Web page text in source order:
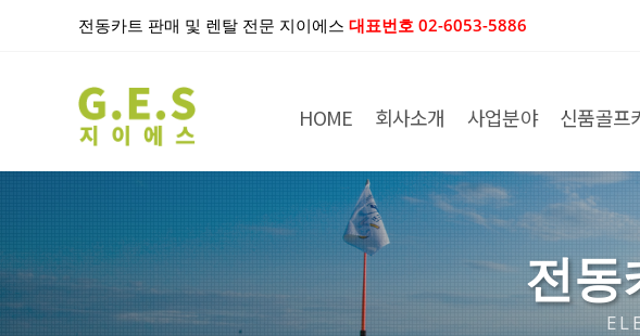
전동카트 판매 및 렌탈 전문 지이에스 대표번호 02-6053-5886
HOME 회사소개 사업분야 신품골프
전